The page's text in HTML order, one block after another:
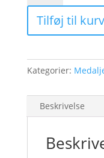
Kampsport
medalje
45
antal
Tilføj til kurv
Kategorier:
Beskrivelse